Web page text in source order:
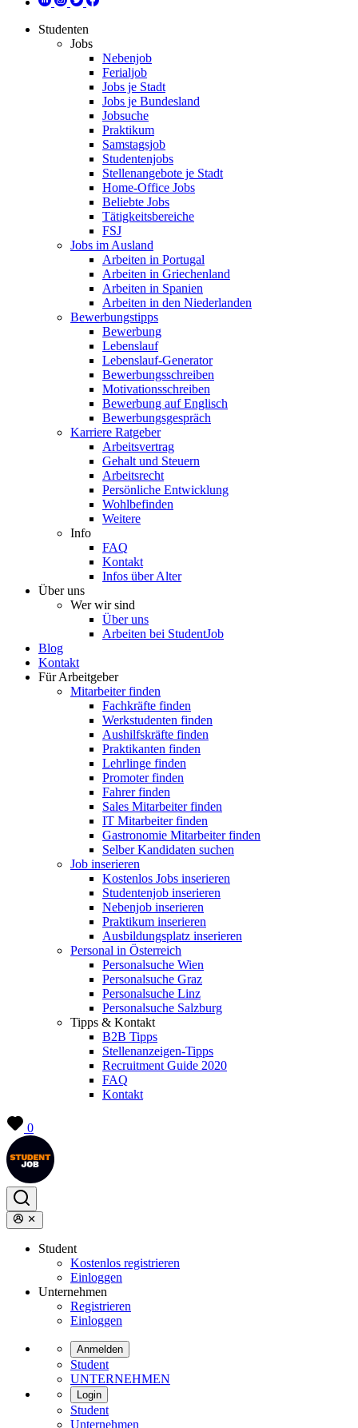
Studenten
Jobs
Nebenjob
Ferialjob
Jobs je Stadt
Jobs je Bundesland
Jobsuche
Praktikum
Samstagsjob
Studentenjobs
Stellenangebote je Stadt
Home-Office Jobs
Beliebte Jobs
Tätigkeitsbereiche
FSJ
Jobs im Ausland
Arbeiten in Portugal
Arbeiten in Griechenland
Arbeiten in Spanien
Arbeiten in den Niederlanden
Bewerbungstipps
Bewerbung
Lebenslauf
Lebenslauf-Generator
Bewerbungsschreiben
Motivationsschreiben
Bewerbung auf Englisch
Bewerbungsgespräch
Karriere Ratgeber
Arbeitsvertrag
Gehalt und Steuern
Arbeitsrecht
Persönliche Entwicklung
Wohlbefinden
Weitere
Info
FAQ
Kontakt
Infos über Alter
Über uns
Wer wir sind
Über uns
Arbeiten bei StudentJob
Blog
Kontakt
Für Arbeitgeber
Mitarbeiter finden
Fachkräfte finden
Werkstudenten finden
Aushilfskräfte finden
Praktikanten finden
Lehrlinge finden
Promoter finden
Fahrer finden
Sales Mitarbeiter finden
IT Mitarbeiter finden
Gastronomie Mitarbeiter finden
Selber Kandidaten suchen
Job inserieren
Kostenlos Jobs inserieren
Studentenjob inserieren
Nebenjob inserieren
Praktikum inserieren
Ausbildungsplatz inserieren
Personal in Österreich
Personalsuche Wien
Personalsuche Graz
Personalsuche Linz
Personalsuche Salzburg
Tipps & Kontakt
B2B Tipps
Stellenanzeigen-Tipps
Recruitment Guide 2020
FAQ
Kontakt
0
Student
Kostenlos registrieren
Einloggen
Unternehmen
Registrieren
Einloggen
Anmelden
Student
UNTERNEHMEN
Login
Student
Unternehmen